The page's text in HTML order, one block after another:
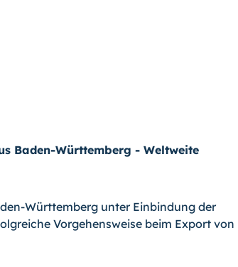
Baden-Württemberg - Weltweite
Württemberg unter Einbindung der
Vorgehensweise beim Export von